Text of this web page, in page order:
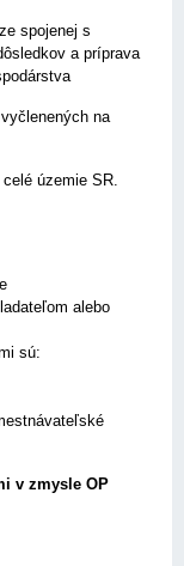
spojenej s
a príprava
vyčlenených na
územie SR.
alebo
sú:
v zmysle OP